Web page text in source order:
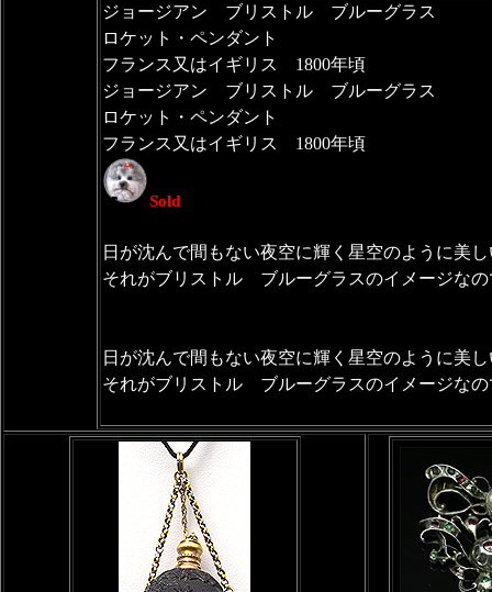
ジョージアン ブリストル ブルーグラス
ロケット・ペンダント
フランス又はイギリス 1800年頃
ジョージアン ブリストル ブルーグラス
ロケット・ペンダント
フランス又はイギリス 1800年頃
Sold
日が沈んで間もない夜空に輝く星空のように美し
それがブリストル ブルーグラスのイメージなの
日が沈んで間もない夜空に輝く星空のように美し
それがブリストル ブルーグラスのイメージなの